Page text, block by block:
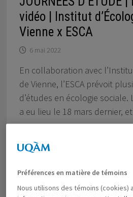
vidéo | Institut
Vienne x ESCA
6 mai 2022
En collaboration avec
de Vienne, l’ESCA prévoit
d’études en écologie sociale.
a eu lieu le 18 mars dernier,
Préférences en matière de témoins
Nous utilisons des témoins (cookies)